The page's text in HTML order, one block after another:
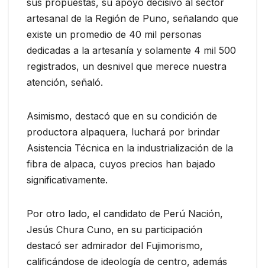
artesanal de la Región de Puno, señalando que
existe un promedio de 40 mil personas
dedicadas a la artesanía y solamente 4 mil 500
registrados, un desnivel que merece nuestra
atención, señaló.
Asimismo, destacó que en su condición de
productora alpaquera, luchará por brindar
Asistencia Técnica en la industrialización de la
fibra de alpaca, cuyos precios han bajado
significativamente.
Por otro lado, el candidato de Perú Nación,
Jesús Chura Cuno, en su participación
destacó ser admirador del Fujimorismo,
calificándose de ideología de centro, además